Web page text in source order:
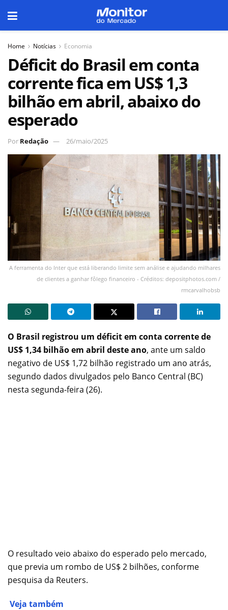
Home Notícias Economia
Déficit do Brasil em conta
corrente fica em US$ 1,3
bilhão em abril, abaixo do
esperado
Por Redação 26/maio/2025
A ferramenta do Inter que está liberando limite sem análise e ajudando milhares
de clientes a ganhar fôlego financeiro - Créditos: depositphotos.com /
rmcarvalhobsb
O Brasil registrou um déficit em conta correntede
US$ 1,34 bilhão em abril deste ano, ante um saldo
negativo de US$ 1,72 bilhão registrado um ano atrás,
segundo dados divulgados pelo Banco Central (BC)
nesta segunda-feira (26).
O resultado veio abaixo do esperado pelo mercado,
que previa um rombo de US$ 2 bilhões, conforme
pesquisa da Reuters.
Veja também